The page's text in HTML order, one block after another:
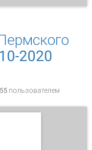
2020
пользователем